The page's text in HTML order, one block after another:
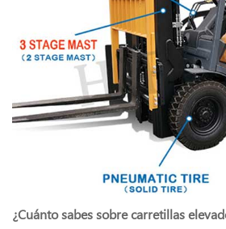
¿Cuánto sabes sobre carretillas